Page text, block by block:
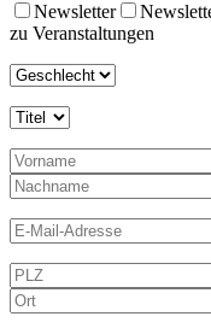
Newsletter
zu Veranstaltungen